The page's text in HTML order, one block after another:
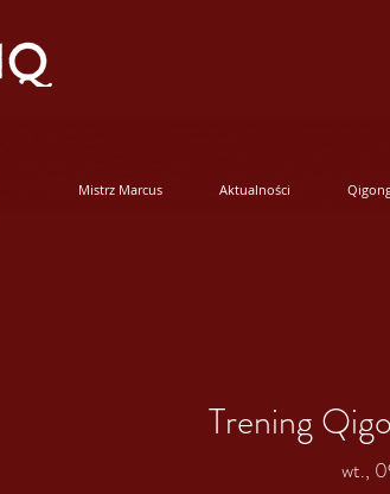
Mistrz Marcus Aktualności
Trening
wt.,